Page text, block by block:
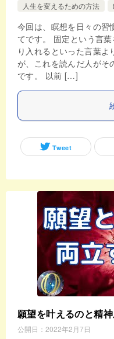
人生を変えるための方法
今回は、瞑想を日々の習
てです。 固定という言
り入れるといった言葉
が、これを読んだ人がそ
です。 以前 […]
Tweet
願望を叶えるのと精
公開日： 2022年2月7日